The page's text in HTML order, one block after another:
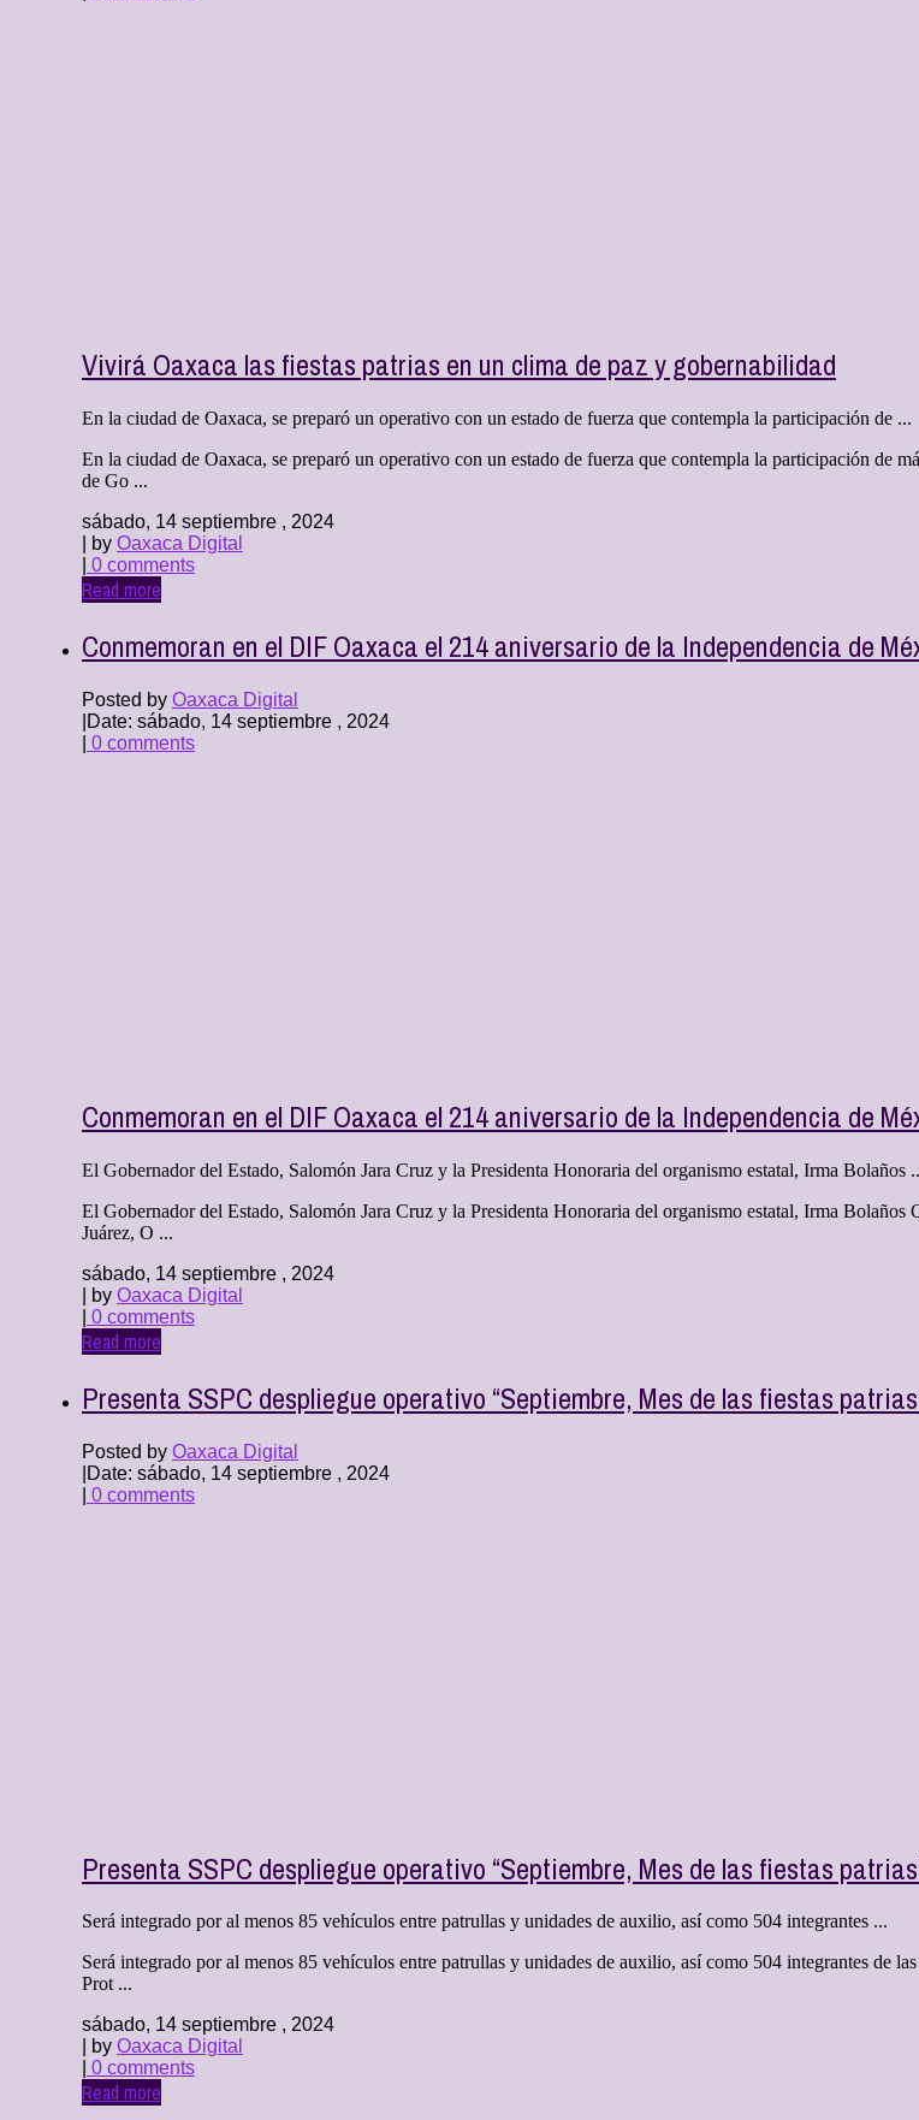
Vivirá Oaxaca las fiestas patrias en un clima de paz y gobernabilidad
En la ciudad de Oaxaca, se preparó un operativo con un estado de fuerza que contempla la participación de ...
En la ciudad de Oaxaca, se preparó un operativo con un estado de fuerza que contempla la participación de
de Go ...
sábado, 14 septiembre , 2024
| by Oaxaca Digital
0 comments
Read more
Conmemoran en el DIF Oaxaca el 214 aniversario de la Independencia de
Posted by Oaxaca Digital
Date: sábado, 14 septiembre , 2024
0 comments
Conmemoran en el DIF Oaxaca el 214 aniversario de la Independencia de
El Gobernador del Estado, Salomón Jara Cruz y la Presidenta Honoraria del organismo estatal, Irma Bolaños
El Gobernador del Estado, Salomón Jara Cruz y la Presidenta Honoraria del organismo estatal, Irma
Juárez, O ...
sábado, 14 septiembre , 2024
| by Oaxaca Digital
0 comments
Read more
Presenta SSPC despliegue operativo “Septiembre, Mes de las fiestas
Posted by Oaxaca Digital
Date: sábado, 14 septiembre , 2024
0 comments
Presenta SSPC despliegue operativo “Septiembre, Mes de las fiestas
Será integrado por al menos 85 vehículos entre patrullas y unidades de auxilio, así como 504 integrantes ...
Será integrado por al menos 85 vehículos entre patrullas y unidades de auxilio, así como 504 integrantes de
Prot ...
sábado, 14 septiembre , 2024
| by Oaxaca Digital
0 comments
Read more